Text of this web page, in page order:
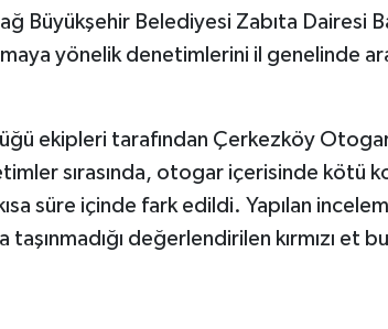
Büyükşehir Belediyesi Zabıta Dairesi
yönelik denetimlerini il genelinde
ekipleri tarafından Çerkezköy
sırasında, otogar içerisinde kötü
süre içinde fark edildi. Yapılan
değerlendirilen kırmızı et